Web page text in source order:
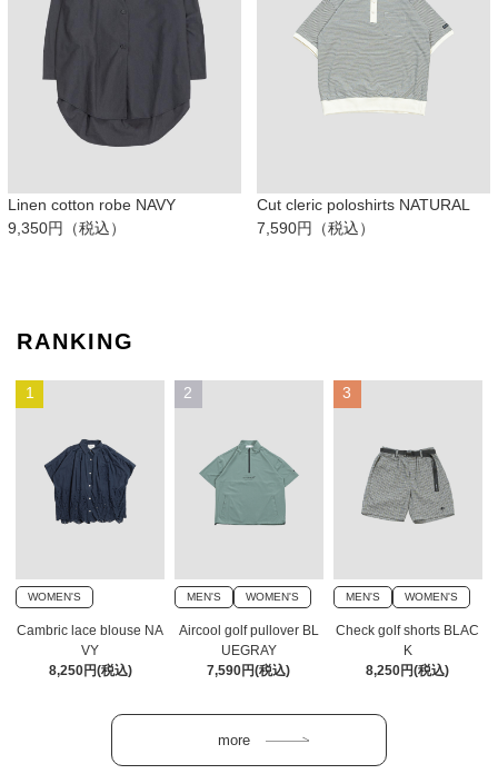
Linen cotton robe NAVY
9,350円（税込）
Cut cleric poloshirts NATURAL
7,590円（税込）
RANKING
1
WOMEN'S
Cambric lace blouse NA
VY
8,250円(税込)
2
MEN'S WOMEN'S
Aircool golf pullover BL
UEGRAY
7,590円(税込)
3
MEN'S WOMEN'S
Check golf shorts BLAC
K
8,250円(税込)